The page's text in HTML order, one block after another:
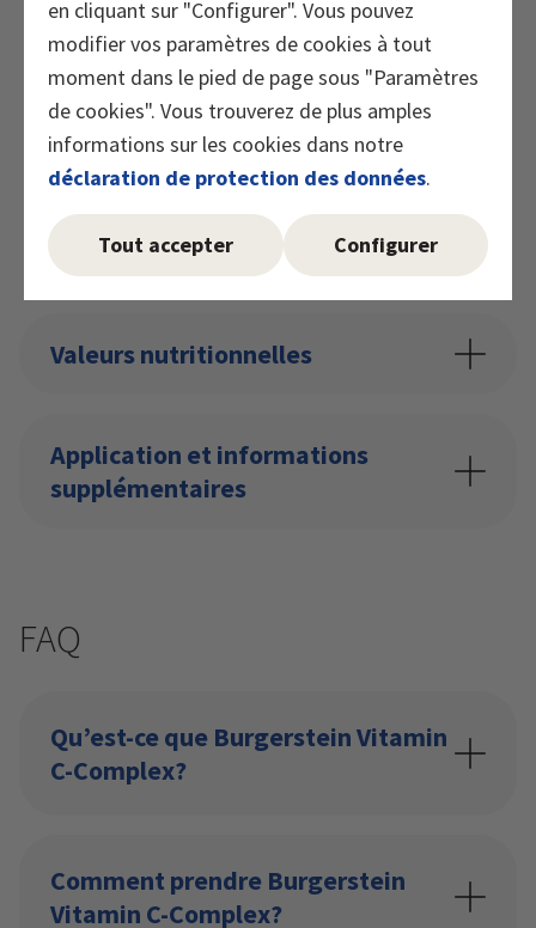
en cliquant sur "Configurer". Vous pouvez
modifier vos paramètres de cookies à tout
moment dans le pied de page sous "Paramètres
de cookies". Vous trouverez de plus amples
informations sur les cookies dans notre
déclaration de protection des données.
Tout accepter Configurer
Valeurs nutritionnelles
Application et informations
supplémentaires
FAQ
Qu’est-ce que Burgerstein Vitamin
C-Complex?
Comment prendre Burgerstein
Vitamin C-Complex?